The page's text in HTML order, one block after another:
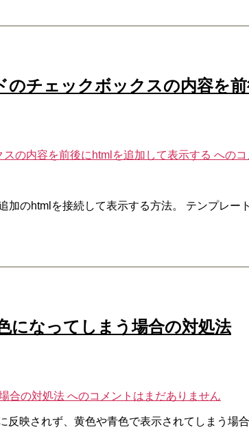
チェックボックスの内容を
の内容を前後にhtmlを追加して表示する への
のhtmlを接続して表示する方法。 テンプレー
になってしまう場合の対処法
合の対処法 へのコメントはまだありません
映されず、黄色や青色で表示されてしまう場